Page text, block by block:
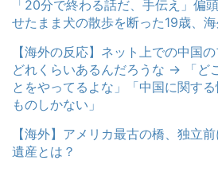
「20分で終わる話だ、手伝え」偏
せたまま犬の散歩を断った19歳、
【海外の反応】ネット上での中国
どれくらいあるんだろうな → 「ど
とをやってるよな」「中国に関す
ものしかない」
【海外】アメリカ最古の橋、独立
遺産とは？